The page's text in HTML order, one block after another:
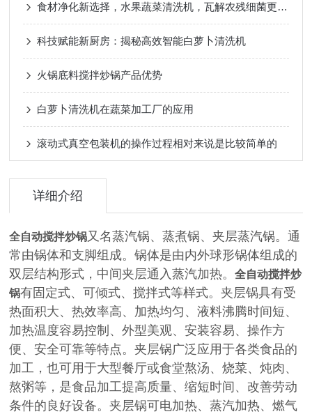
食材净化新选择，水果蔬菜清洗机，瓦解农残细菌更che底
科技赋能新厨房：揭秘高效智能白萝卜清洗机
火锅底料搅拌炒锅产品优势
白萝卜清洗机在蔬菜加工厂的应用
滚动式真空包装机的操作过程相对来说是比较简单的
详细介绍
全自动搅拌炒锅又名蒸汽锅、蒸煮锅、夹层蒸汽锅。通
常由锅体和支脚组成。锅体是由内外球形锅体组成的
双层结构形式，中间夹层通入蒸汽加热。全自动搅拌炒
锅有固定式、可倾式、搅拌式等样式。夹层锅具有受
热面积大、热效率高、加热均匀、液料沸腾时间短、
加热温度容易控制、外型美观、安装容易、操作方
便、安全可靠等特点。夹层锅广泛应用于各类食品的
加工，也可用于大型餐厅或食堂熬汤、烧菜、炖肉、
熬粥等，是食品加工提高质量、缩短时间、改善劳动
条件的良好设备。夹层锅可电加热、蒸汽加热、燃气